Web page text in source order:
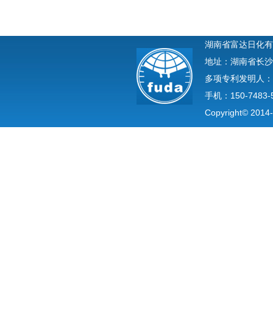
湖南省富达日化
地址：湖南省长
多项专利发明人
手机：150-
Copyright©